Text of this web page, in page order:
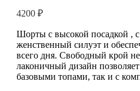
4200 ₽
Шорты с высокой посадкой ,
женственный силуэт и
всего дня. Свободный крой
лаконичный дизайн
базовыми топами, так и с